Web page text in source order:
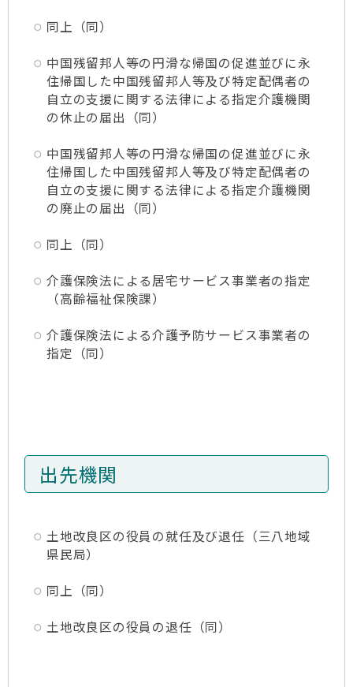
同上（同）
中国残留邦人等の円滑な帰国の促進並びに永
住帰国した中国残留邦人等及び特定配偶者の
自立の支援に関する法律による指定介護機関
の休止の届出（同）
中国残留邦人等の円滑な帰国の促進並びに永
住帰国した中国残留邦人等及び特定配偶者の
自立の支援に関する法律による指定介護機関
の廃止の届出（同）
同上（同）
介護保険法による居宅サービス事業者の指定
（高齢福祉保険課）
介護保険法による介護予防サービス事業者の
指定（同）
出先機関
土地改良区の役員の就任及び退任（三八地域
県民局）
同上（同）
土地改良区の役員の退任（同）